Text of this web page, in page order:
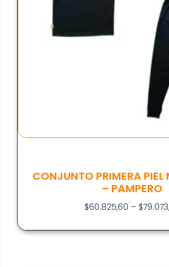
CONJUNTO PRIMERA PIEL
– PAMPERO
$60.825,60 – $